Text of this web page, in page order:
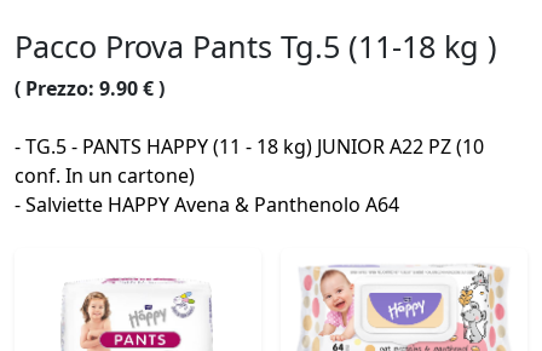
Pacco Prova Pants Tg.5 (11-18 kg )
( Prezzo: 9.90 € )
- TG.5 - PANTS HAPPY (11 - 18 kg) JUNIOR A22 PZ (10
conf. In un cartone)
- Salviette HAPPY Avena & Panthenolo A64